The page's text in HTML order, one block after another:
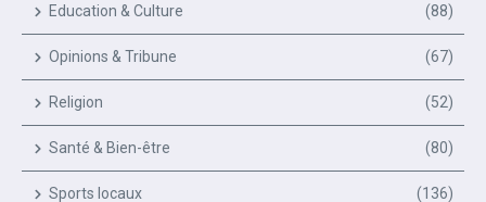
Education & Culture (88)
Opinions & Tribune (67)
Religion (52)
Santé & Bien-être (80)
Sports locaux (136)